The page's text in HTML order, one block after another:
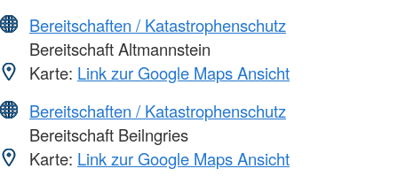
Bereitschaften / Katastrophenschutz
Bereitschaft Altmannstein
Karte: Link zur Google Maps Ansicht
Bereitschaften / Katastrophenschutz
Bereitschaft Beilngries
Karte: Link zur Google Maps Ansicht